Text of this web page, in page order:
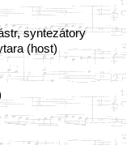
syntezátory
(host)